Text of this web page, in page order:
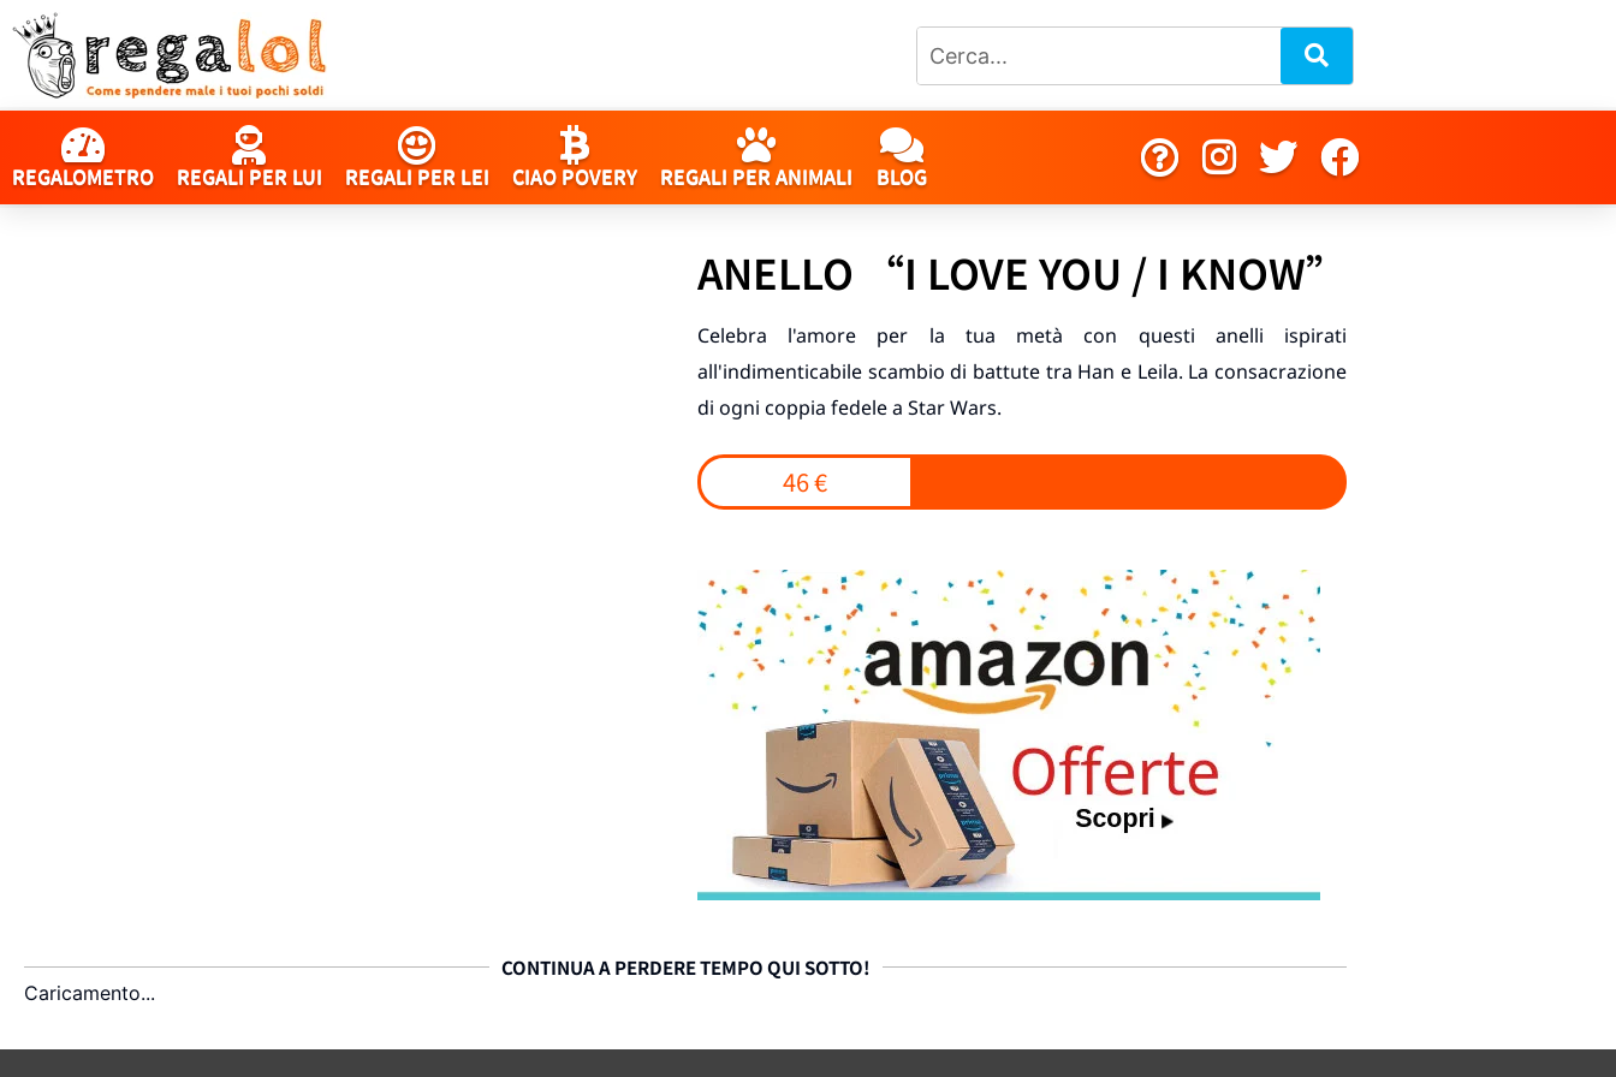
REGALOMETRO REGALI PER LUI REGALI PER LEI CIAO POVERY REGALI PER ANIMALI BLOG
ANELLO “I LOVE YOU / I KNOW”
Celebra l'amore per la tua metà con questi anelli ispirati
all'indimenticabile scambio di battute tra Han e Leila. La consacrazione
di ogni coppia fedele a Star Wars.
46 €
CONTINUA A PERDERE TEMPO QUI SOTTO!
Caricamento...